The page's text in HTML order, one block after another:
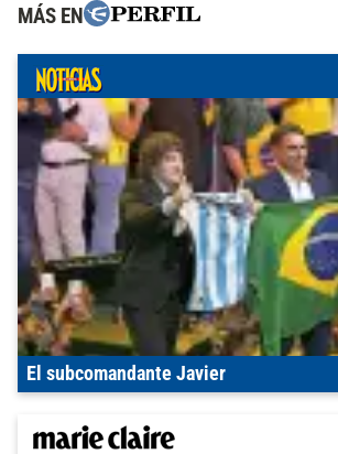
MÁS EN
El subcomandante Javier